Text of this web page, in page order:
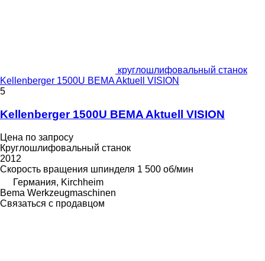
круглошлифовальный станок
Kellenberger 1500U BEMA Aktuell VISION
5
Kellenberger 1500U BEMA Aktuell VISION
Цена по запросу
Круглошлифовальный станок
2012
Скорость вращения шпинделя 1 500 об/мин
Германия, Kirchheim
Bema Werkzeugmaschinen
Связаться с продавцом